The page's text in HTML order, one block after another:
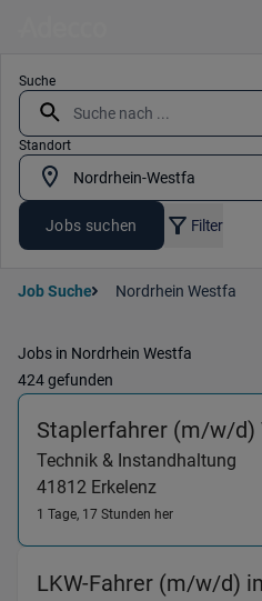
Suche
Standort
Jobs suchen Filter
Job Suche Nordrhein Westfa
Jobs in Nordrhein Westfa
424 gefunden
Staplerfahrer (m/w/d)
Technik & Instandhaltung
41812 Erkelenz
1 Tage, 17 Stunden her
LKW-Fahrer (m/w/d)